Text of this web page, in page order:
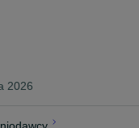
3 halogeny LED)
4600 -
2026